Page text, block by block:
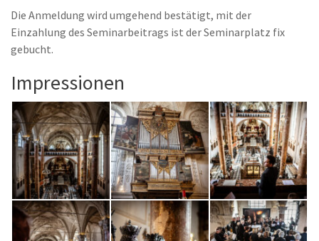
Die Anmeldung wird umgehend bestätigt, mit der
Einzahlung des Seminarbeitrags ist der Seminarplatz fix
gebucht.
Impressionen